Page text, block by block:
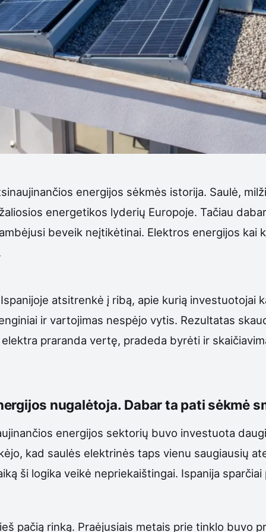
energijos sėkmės istorija. Saulė,
energetikos lyderių Europoje. Tačiau
beveik neįtikėtinai. Elektros energijos kai
atsitrenkė į ribą, apie kurią investuotojai
ir vartojimas nespėjo vytis. Rezultatas
praranda vertę, pradeda byrėti ir
nugalėtoja. Dabar ta pati sėkmė
energijos sektorių buvo investuota
kad saulės elektrinės taps vienu saugiausių
ši logika veikė nepriekaištingai. Ispanija
pačią rinką. Praėjusiais metais prie tinklo buvo